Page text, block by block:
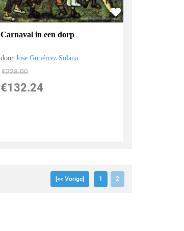
Carnaval in een dorp
doorJose Gutiérrez Solana
€228.00
€132.24
[<< Vorige] 1 2